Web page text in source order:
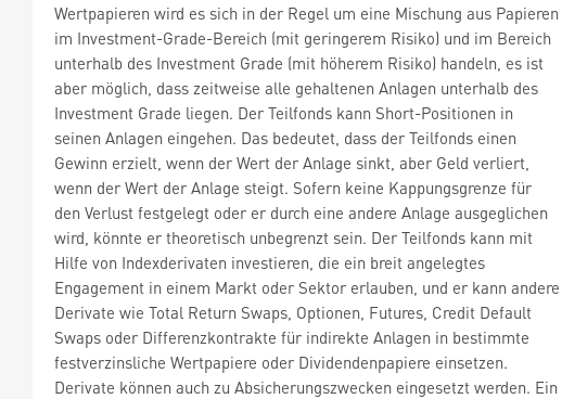
Wertpapieren wird es sich in der Regel um eine Mischung aus Papieren
im Investment-Grade-Bereich (mit geringerem Risiko) und im Bereich
unterhalb des Investment Grade (mit höherem Risiko) handeln, es ist
aber möglich, dass zeitweise alle gehaltenen Anlagen unterhalb des
Investment Grade liegen. Der Teilfonds kann Short-Positionen in
seinen Anlagen eingehen. Das bedeutet, dass der Teilfonds einen
Gewinn erzielt, wenn der Wert der Anlage sinkt, aber Geld verliert,
wenn der Wert der Anlage steigt. Sofern keine Kappungsgrenze für
den Verlust festgelegt oder er durch eine andere Anlage ausgeglichen
wird, könnte er theoretisch unbegrenzt sein. Der Teilfonds kann mit
Hilfe von Indexderivaten investieren, die ein breit angelegtes
Engagement in einem Markt oder Sektor erlauben, und er kann andere
Derivate wie Total Return Swaps, Optionen, Futures, Credit Default
Swaps oder Differenzkontrakte für indirekte Anlagen in bestimmte
festverzinsliche Wertpapiere oder Dividendenpapiere einsetzen.
Derivate können auch zu Absicherungszwecken eingesetzt werden. Ein